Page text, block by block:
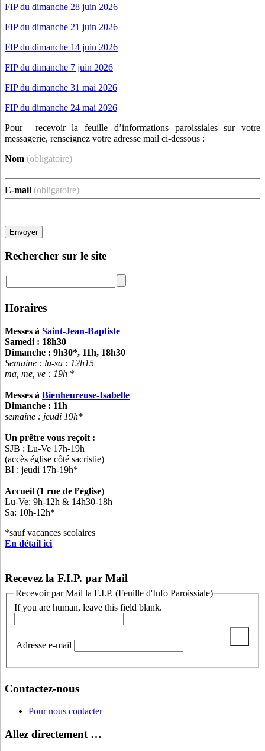
FIP du dimanche 28 juin 2026
FIP du dimanche 21 juin 2026
FIP du dimanche 14 juin 2026
FIP du dimanche 7 juin 2026
FIP du dimanche 31 mai 2026
FIP du dimanche 24 mai 2026
Pour recevoir la feuille d’informations paroissiales sur votre
messagerie, renseignez votre adresse mail ci-dessous :
Nom (obligatoire)
E-mail (obligatoire)
Envoyer
Rechercher sur le site
Horaires
Messes à Saint-Jean-Baptiste
Samedi : 18h30
Dimanche : 9h30*, 11h, 18h30
Semaine : lu-sa : 12h15
ma, me, ve : 19h *
Messes à Bienheureuse-Isabelle
Dimanche : 11h
semaine : jeudi 19h*
Un prêtre vous reçoit :
SJB : Lu-Ve 17h-19h
(accès église côté sacristie)
BI : jeudi 17h-19h*
Accueil (1 rue de l’église)
Lu-Ve: 9h-12h & 14h30-18h
Sa: 10h-12h*
*sauf vacances scolaires
En détail ici
Recevez la F.I.P. par Mail
Recevoir par Mail la F.I.P. (Feuille d'Info Paroissiale)
If you are human, leave this field blank.
Adresse e-mail
Contactez-nous
Pour nous contacter
Allez directement …